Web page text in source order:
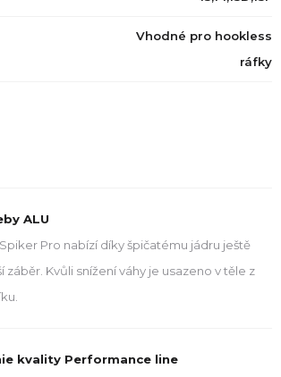
Vhodné pro hookless
ráfky
ALU
Pro nabízí díky špičatému jádru ještě
záběr. Kvůli snížení váhy je usazeno v těle z
kvality Performance line